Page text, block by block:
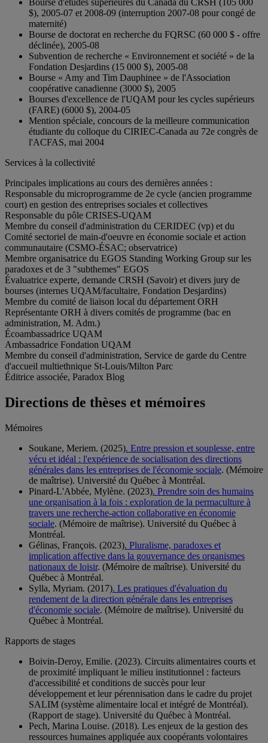
Bourse d'études supérieures du Canada du CRSH (105 000
$), 2005-07 et 2008-09 (interruption 2007-08 pour congé de
maternité)
Bourse de doctorat en recherche du FQRSC (60 000 $ - offre
déclinée), 2005-08
Subvention de recherche « Environnement et société » de la
Fondation Desjardins (15 000 $), 2005-08
Bourse « Amy and Tim Dauphinee » de l'Association
coopérative canadienne (3000 $), 2005
Bourses d'excellence de l'UQAM pour les cycles supérieurs
(FARE) (6000 $), 2004-05
Mention spéciale, concours de la meilleure communication
étudiante du colloque du CIRIEC-Canada au 72e congrès de
l'ACFAS, mai 2004
Services à la collectivité
Principales implications au cours des dernières années :
Responsable du microprogramme de 2e cycle (ancien programme
court) en gestion des entreprises sociales et collectives
Responsable du pôle CRISES-UQAM
Membre du conseil d'administration du CERIDEC (vp) et du
Comité sectoriel de main-d'oeuvre en économie sociale et action
communautaire (CSMO-ÉSAC; observatrice)
Membre organisatrice du EGOS Standing Working Group sur les
paradoxes et de 3 "subthemes" EGOS
Évaluatrice experte, demande CRSH (Savoir) et divers jury de
bourses (internes UQAM/facultaire, Fondation Desjardins)
Membre du comité de liaison local du département ORH
Représentante ORH à divers comités de programme (bac en
administration, M. Adm.)
Écoambassadrice UQAM
Ambassadrice Fondation UQAM
Membre du conseil d'administration, Service de garde du Centre
d'accueil multiethnique St-Louis/Milton Parc
Éditrice associée, Paradox Blog
Directions de thèses et mémoires
Mémoires
Soukane, Meriem. (2025). Entre pression et souplesse, entre
vécu et idéal : l'expérience de socialisation des directions
générales dans les entreprises de l'économie sociale. (Mémoire
de maîtrise). Université du Québec à Montréal.
Pinard-L'Abbée, Mylène. (2023). Prendre soin des humains
une organisation à la fois : exploration de la permaculture à
travers une recherche-action collaborative en économie
sociale. (Mémoire de maîtrise). Université du Québec à
Montréal.
Gélinas, François. (2023). Pluralisme, paradoxes et
implication affective dans la gouvernance des organismes
nationaux de loisir. (Mémoire de maîtrise). Université du
Québec à Montréal.
Sylla, Myriam. (2017). Les pratiques d'évaluation du
rendement de la direction générale dans les entreprises
d'économie sociale. (Mémoire de maîtrise). Université du
Québec à Montréal.
Rapports de stages
Boivin-Deroy, Emilie. (2023). Circuits alimentaires courts et
de proximité impliquant le milieu institutionnel : facteurs
d'accessibilité et conditions de succès pour leur
développement et leur pérennisation dans le cadre du projet
SALIM (système alimentaire local et intégré de Montréal).
(Rapport de stage). Université du Québec à Montréal.
Pech, Marina Louise. (2018). Les enjeux de la gestion des
ressources humaines appliquée aux coopérants volontaires